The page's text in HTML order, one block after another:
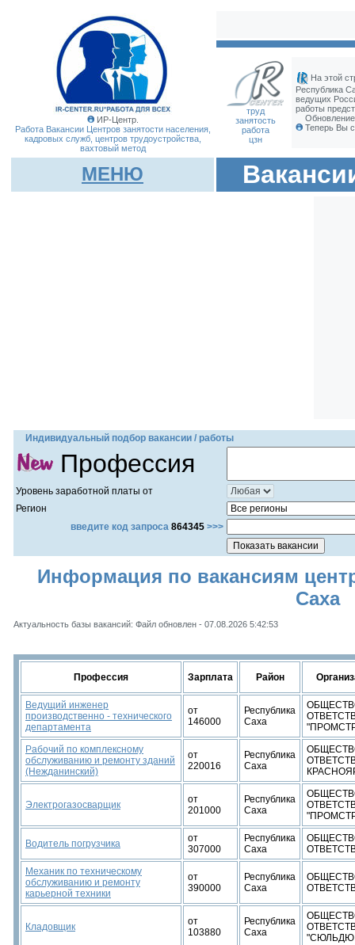
ИР-Центр.
Работа Вакансии Центров занятости населения,
кадровых служб, центров трудоустройства,
вахтовый метод
труд
занятость
работа
цзн
На этой
Республика
ведущих
работы
Теперь Вы
МЕНЮ
Индивидуальный подбор вакансии / работы
Профессия
Уровень заработной платы от
Регион
введите код запроса 864345 >>>
Информация по вакансиям
Саха
Актуальность базы вакансий: Файл обновлен - 07.08.2026 5:42:53
Профессия Зарплата Район
Ведущий инженер
производственно - технического
департамента
от
146000
Республика
Саха
Рабочий по комплексному
обслуживанию и ремонту зданий
(Нежданинский)
от
220016
Республика
Саха
Электрогазосварщик
от
201000
Республика
Саха
Водитель погрузчика
от
307000
Республика
Саха
Механик по техническому
обслуживанию и ремонту
карьерной техники
от
390000
Республика
Саха
Кладовщик
от
103880
Республика
Саха